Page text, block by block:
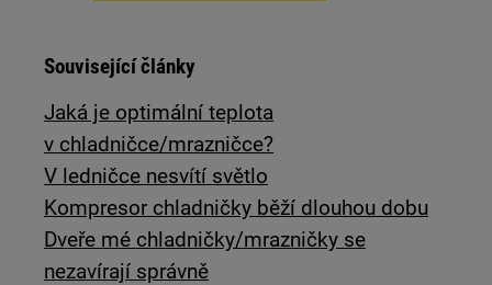
Související články
Jaká je optimální teplota
v chladničce/mrazničce?
V ledničce nesvítí světlo
Kompresor chladničky běží dlouhou dobu
Dveře mé chladničky/mrazničky se
nezavírají správně